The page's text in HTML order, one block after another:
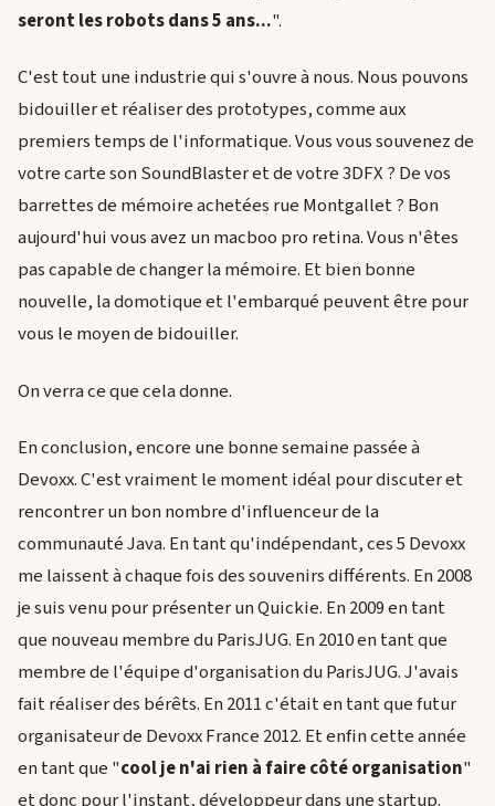
seront les robots dans 5 ans...".
C'est tout une industrie qui s'ouvre à nous. Nous pouvons
bidouiller et réaliser des prototypes, comme aux
premiers temps de l'informatique. Vous vous souvenez de
votre carte son SoundBlaster et de votre 3DFX ? De vos
barrettes de mémoire achetées rue Montgallet ? Bon
aujourd'hui vous avez un macboo pro retina. Vous n'êtes
pas capable de changer la mémoire. Et bien bonne
nouvelle, la domotique et l'embarqué peuvent être pour
vous le moyen de bidouiller.
On verra ce que cela donne.
En conclusion, encore une bonne semaine passée à
Devoxx. C'est vraiment le moment idéal pour discuter et
rencontrer un bon nombre d'influenceur de la
communauté Java. En tant qu'indépendant, ces 5 Devoxx
me laissent à chaque fois des souvenirs différents. En 2008
je suis venu pour présenter un Quickie. En 2009 en tant
que nouveau membre du ParisJUG. En 2010 en tant que
membre de l'équipe d'organisation du ParisJUG. J'avais
fait réaliser des bérêts. En 2011 c'était en tant que futur
organisateur de Devoxx France 2012. Et enfin cette année
en tant que "cool je n'ai rien à faire côté organisation"
et donc pour l'instant, développeur dans une startup.